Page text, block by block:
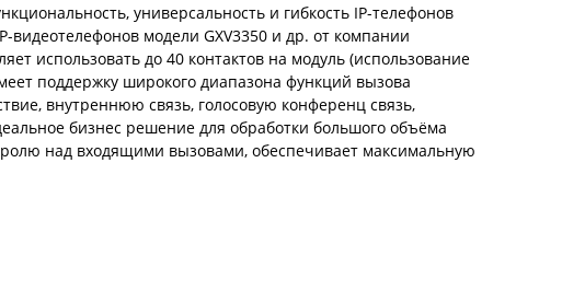
универсальность и гибкость IP-телефонов
видеотелефонов модели GXV3350 и др. от компании
использовать до 40 контактов на модуль (использование
поддержку широкого диапазона функций вызова
внутреннюю связь, голосовую конференц связь,
бизнес решение для обработки большого объёма
над входящими вызовами, обеспечивает максимальную